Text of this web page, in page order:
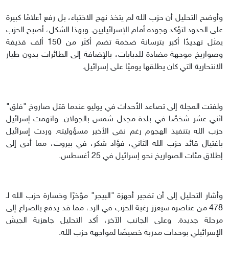
وأوضح التحليل أن حزب الله لم يتخذ نهج الاختباء، بل رفع أعلامًا كبيرة
على الحدود لتؤكد وجوده أمام الإسرائيليين. وبهذا الشكل، أصبح الحزب
يمثل تهديدًا أكبر بترسانة ضخمة تضم أكثر من 150 ألف قذيفة
وصواريخ موجهة مضادة للدبابات، بالإضافة إلى الطائرات بدون طيار
الانتحارية التي كان يطلقها يوميًا على إسرائيل.
ولفتت المجلة إلى تصاعد الأحداث في يوليو عندما قتل صاروخ "فلق"
اثني عشر شخصًا في بلدة مجدل شمس بالجولان. واتهمت إسرائيل
حزب الله بتنفيذ الهجوم رغم نفي الأخير مسؤوليته. وردت إسرائيل
باغتيال قائد حزب الله الثاني، فؤاد شكر، في بيروت، مما أدى إلى
إطلاق مئات الصواريخ نحو إسرائيل في 25 أغسطس.
وأشار التحليل إلى أن تفجير أجهزة "البيجر" مؤخرًا وخسارة حزب الله لـ
478 من عناصره سيعزز رغبة الحزب في الرد، مما قد يدفع بالصراع إلى
مرحلة جديدة. وعلى الجانب الآخر، أكد التحليل جاهزية الجيش
الإسرائيلي بوحدات مدربة خصيصًا لمواجهة حزب الله.